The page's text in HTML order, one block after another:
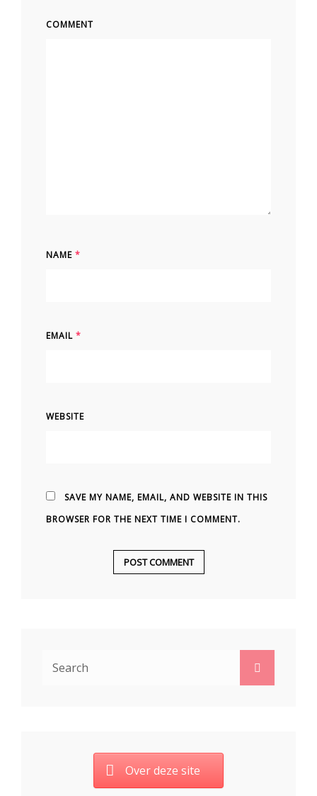
COMMENT
NAME *
EMAIL *
WEBSITE
SAVE MY NAME, EMAIL, AND WEBSITE IN THIS
BROWSER FOR THE NEXT TIME I COMMENT.
Search
Over deze site